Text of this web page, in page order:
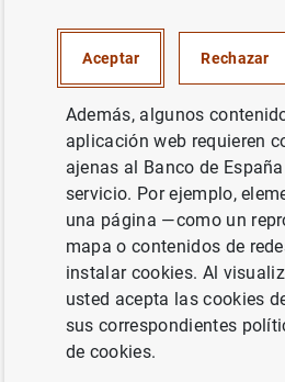
recapitalización
Esta sección incluye
iniciativas de reestructuración
a la actuación del Fondo para la
Ordenada Bancaria del sector,
organismo fue creado en junio
procesos de reestructuración de
y reforzar la estabilidad del
Aceptar Rechazar
Además, algunos
aplicación web requieren
ajenas al Banco de
servicio. Por ejemplo,
una página —como un
mapa o contenidos de
instalar cookies. Al
usted acepta las cookies
sus correspondientes
de cookies.